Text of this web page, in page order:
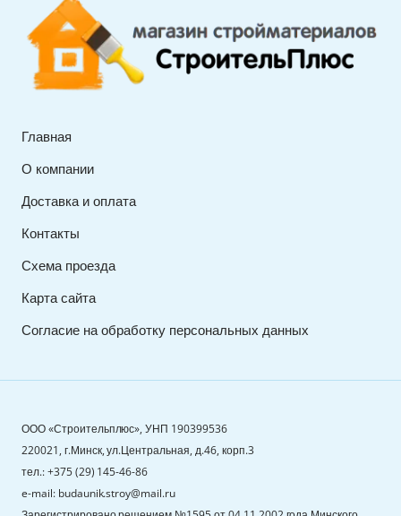
Главная
О компании
Доставка и оплата
Контакты
Схема проезда
Карта сайта
Согласие на обработку персональных данных
ООО «Строительплюс», УНП 190399536
220021, г.Минск, ул.Центральная, д.46, корп.3
тел.: +375 (29) 145-46-86
e-mail: budaunik.stroy@mail.ru